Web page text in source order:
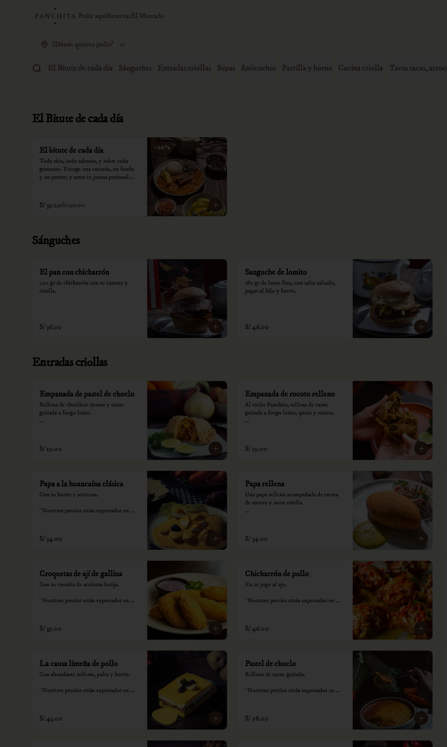
Pedir aquíReservasEl Mercado
¿Dónde quieres pedir?
El Bitute de cada día Sánguches Entradas criollas Sopas Anticuchos Parrilla y horno Cocina criolla Tacus tacus,
El Bitute de cada día
-20%
El bitute de cada día
Todo rico, todo sabroso, y sobre todo
generoso. Escoge una entrada, un fondo
y un postre; y arma tu jarana personal.
soles e incluyen impuestos de ley y
recargo al consumo.
S/ 39.20S/ 49.00
Sánguches
El pan con chicharrón
250 gr de chicharrón con su camote y
criolla.
S/ 36.00
Sanguche de lomito
180 gr de lomo fino, con salsa saltado,
papas al hilo y huevo.
S/ 46.00
Entradas criollas
Empanada de pastel de choclo
Rellena de choclitos tiernos y carne
guisada a fuego lento.
recargo al consumo.
S/ 19.00
Empanada de rocoto relleno
Al estilo Panchita, rellena de carne
guisada a fuego lento, queso y rocoto.
recargo al consumo.
S/ 19.00
Papa a la huancaína clásica
Con su huevo y aceituna.
*Nuestros precios están expresados en
S/ 34.00
Papa rellena
Una papa rellena acompañada de crema
de rocoto y sarza criolla.
recargo al consumo.
S/ 34.00
Croquetas de ají de gallina
Con su cremita de aceituna botija.
*Nuestros precios están expresados en
S/ 39.00
Chicharrón de pollo
En su jugo al ajo.
*Nuestros precios están expresados en
S/ 46.00
La causa limeña de pollo
Con abundante relleno, palta y huevo.
*Nuestros precios están expresados en
S/ 43.00
Pastel de choclo
Relleno de carne guisada.
*Nuestros precios están expresados en
S/ 58.00